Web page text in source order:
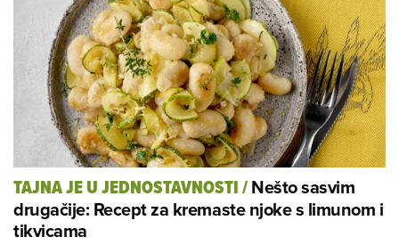
TAJNA JE U JEDNOSTAVNOSTI/Nešto sasvim
drugačije: Recept za kremaste njoke s limunom i
tikvicama